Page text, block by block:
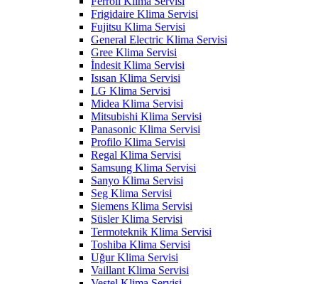
Frigidaire Klima Servisi
Fujitsu Klima Servisi
General Electric Klima Servisi
Gree Klima Servisi
İndesit Klima Servisi
Isısan Klima Servisi
LG Klima Servisi
Midea Klima Servisi
Mitsubishi Klima Servisi
Panasonic Klima Servisi
Profilo Klima Servisi
Regal Klima Servisi
Samsung Klima Servisi
Sanyo Klima Servisi
Seg Klima Servisi
Siemens Klima Servisi
Süsler Klima Servisi
Termoteknik Klima Servisi
Toshiba Klima Servisi
Uğur Klima Servisi
Vaillant Klima Servisi